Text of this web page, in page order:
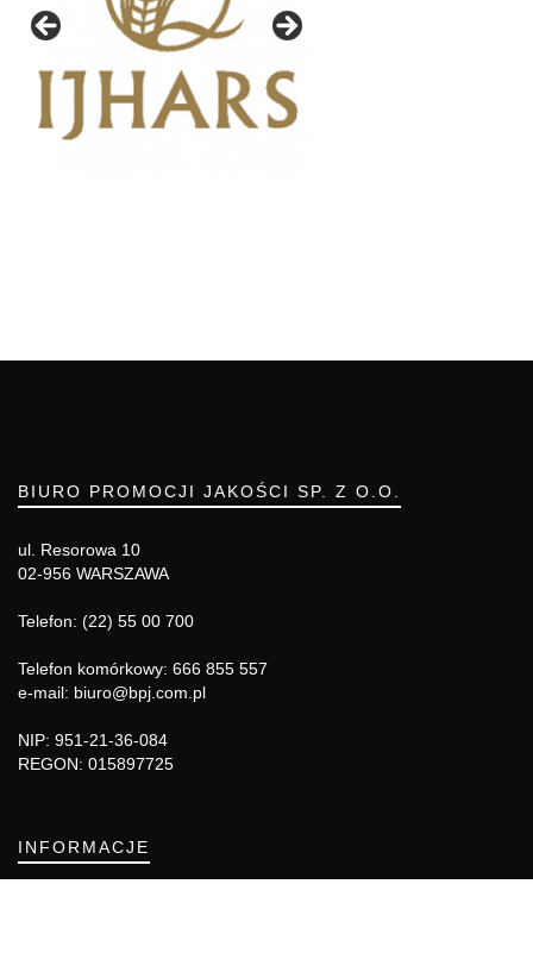
BIURO PROMOCJI JAKOŚCI SP. Z O.O.
ul. Resorowa 10
02-956 WARSZAWA
Telefon: (22) 55 00 700
Telefon komórkowy: 666 855 557
e-mail: biuro@bpj.com.pl
NIP: 951-21-36-084
REGON: 015897725
INFORMACJE